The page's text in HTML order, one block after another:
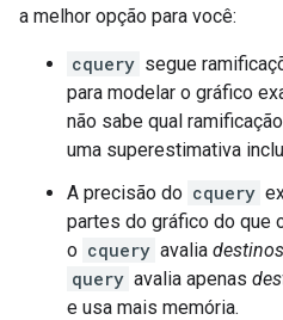
a melhor opção para você:
cquery segue
para modelar o gráfico
não sabe qual
uma superestimativa
A precisão do cquery
partes do gráfico do que
o cquery avalia
query avalia apenas
e usa mais memória.